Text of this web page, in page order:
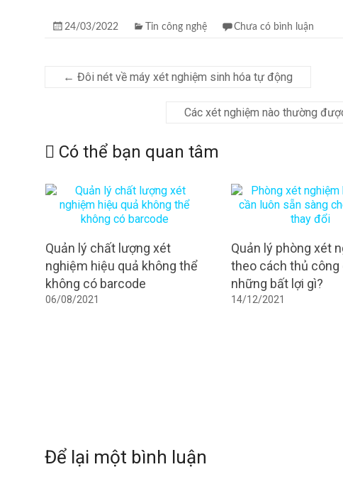
24/03/2022 Tin công nghệ Chưa có bình luận
← Đôi nét về máy xét nghiệm sinh hóa tự động
Các xét nghiệm nào thường
Có thể bạn quan tâm
Quản lý chất lượng xét
nghiệm hiệu quả không thể
không có barcode
06/08/2021
Quản lý phòng xét
theo cách thủ công
những bất lợi gì?
14/12/2021
Để lại một bình luận